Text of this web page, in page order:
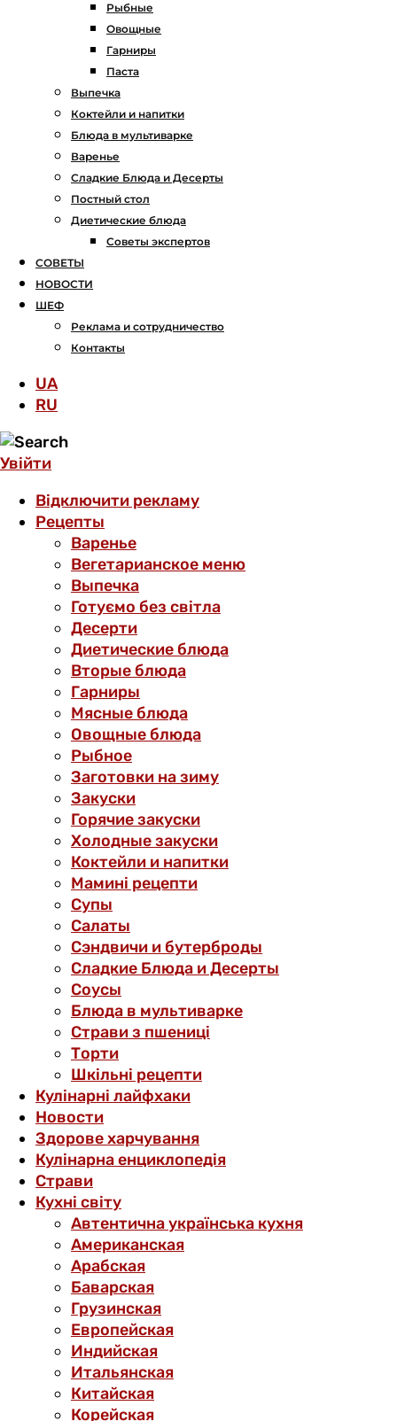
Рыбные
Овощные
Гарниры
Паста
Выпечка
Коктейли и напитки
Блюда в мультиварке
Варенье
Сладкие Блюда и Десерты
Постный стол
Диетические блюда
Советы экспертов
СОВЕТЫ
НОВОСТИ
ШЕФ
Реклама и сотрудничество
Контакты
UA
RU
Увійти
Відключити рекламу
Рецепты
Варенье
Вегетарианское меню
Выпечка
Готуємо без світла
Десерти
Диетические блюда
Вторые блюда
Гарниры
Мясные блюда
Овощные блюда
Рыбное
Заготовки на зиму
Закуски
Горячие закуски
Холодные закуски
Коктейли и напитки
Мамині рецепти
Супы
Салаты
Сэндвичи и бутерброды
Сладкие Блюда и Десерты
Соусы
Блюда в мультиварке
Страви з пшениці
Торти
Шкільні рецепти
Кулінарні лайфхаки
Новости
Здорове харчування
Кулінарна енциклопедія
Страви
Кухні світу
Автентична українська кухня
Американская
Арабская
Баварская
Грузинская
Европейская
Индийская
Итальянская
Китайская
Корейская